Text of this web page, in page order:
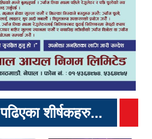
शीर्षकहरु...